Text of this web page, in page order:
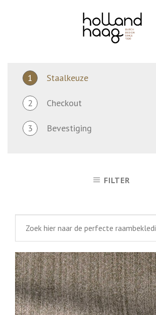
1 Staalkeuze
2 Checkout
3 Bevestiging
FILTER